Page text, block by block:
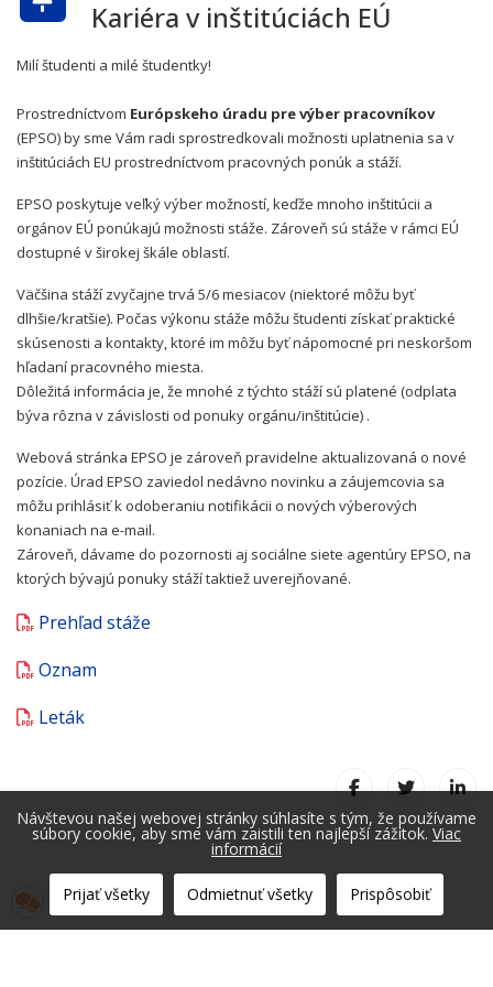
Kariéra v inštitúciách EÚ
Milí študenti a milé študentky!
Prostredníctvom Európskeho úradu pre výber pracovníkov
(EPSO) by sme Vám radi sprostredkovali možnosti uplatnenia sa v
inštitúciách EU prostredníctvom pracovných ponúk a stáží.
EPSO poskytuje veľký výber možností, keďže mnoho inštitúcii a
orgánov EÚ ponúkajú možnosti stáže. Zároveň sú stáže v rámci EÚ
dostupné v širokej škále oblastí.
Väčšina stáží zvyčajne trvá 5/6 mesiacov (niektoré môžu byť
dlhšie/kratšie). Počas výkonu stáže môžu študenti získať praktické
skúsenosti a kontakty, ktoré im môžu byť nápomocné pri neskoršom
hľadaní pracovného miesta.
Dôležitá informácia je, že mnohé z týchto stáží sú platené (odplata
býva rôzna v závislosti od ponuky orgánu/inštitúcie) .
Webová stránka EPSO je zároveň pravidelne aktualizovaná o nové
pozície. Úrad EPSO zaviedol nedávno novinku a záujemcovia sa
môžu prihlásiť k odoberaniu notifikácii o nových výberových
konaniach na e-mail.
Zároveň, dávame do pozornosti aj sociálne siete agentúry EPSO, na
ktorých bývajú ponuky stáží taktiež uverejňované.
Prehľad stáže
Oznam
Leták
Návštevou našej webovej stránky súhlasíte s tým, že používame
súbory cookie, aby sme vám zaistili ten najlepší zážitok. Viac
informácií
Prijať všetky Odmietnuť všetky Prispôsobiť